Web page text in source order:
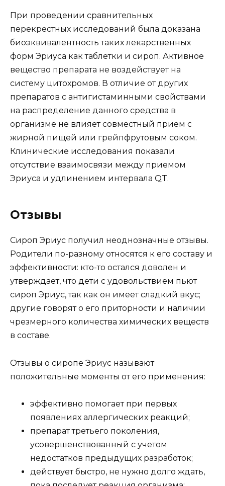
При проведении сравнительных
перекрестных исследований была доказана
биоэквивалентность таких лекарственных
форм Эриуса как таблетки и сироп. Активное
вещество препарата не воздействует на
систему цитохромов. В отличие от других
препаратов с антигистаминными свойствами
на распределение данного средства в
организме не влияет совместный прием с
жирной пищей или грейпфрутовым соком.
Клинические исследования показали
отсутствие взаимосвязи между приемом
Эриуса и удлинением интервала QT.
Отзывы
Сироп Эриус получил неоднозначные отзывы.
Родители по-разному относятся к его составу и
эффективности: кто-то остался доволен и
утверждает, что дети с удовольствием пьют
сироп Эриус, так как он имеет сладкий вкус;
другие говорят о его приторности и наличии
чрезмерного количества химических веществ
в составе.
Отзывы о сиропе Эриус называют
положительные моменты от его применения:
эффективно помогает при первых
появлениях аллергических реакций;
препарат третьего поколения,
усовершенствованный с учетом
недостатков предыдущих разработок;
действует быстро, не нужно долго ждать,